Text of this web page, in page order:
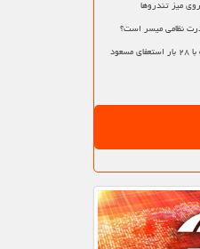
میز تندروها
نظامی میسر است؟
پشت پرده ادعای یک روحانی در رابطه با ۲۸ بار استعفای مسعود